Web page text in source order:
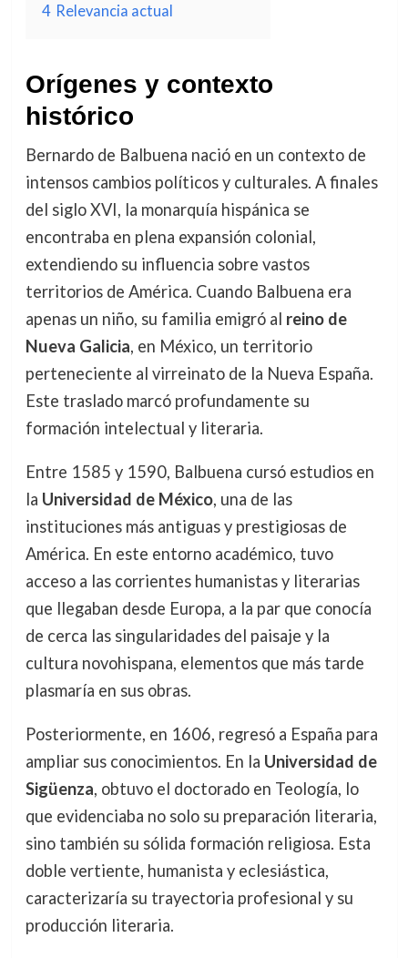
4 Relevancia actual
Orígenes y contexto
histórico
Bernardo de Balbuena nació en un contexto de
intensos cambios políticos y culturales. A finales
del siglo XVI, la monarquía hispánica se
encontraba en plena expansión colonial,
extendiendo su influencia sobre vastos
territorios de América. Cuando Balbuena era
apenas un niño, su familia emigró al reino de
Nueva Galicia, en México, un territorio
perteneciente al virreinato de la Nueva España.
Este traslado marcó profundamente su
formación intelectual y literaria.
Entre 1585 y 1590, Balbuena cursó estudios en
la Universidad de México, una de las
instituciones más antiguas y prestigiosas de
América. En este entorno académico, tuvo
acceso a las corrientes humanistas y literarias
que llegaban desde Europa, a la par que conocía
de cerca las singularidades del paisaje y la
cultura novohispana, elementos que más tarde
plasmaría en sus obras.
Posteriormente, en 1606, regresó a España para
ampliar sus conocimientos. En la Universidad de
Sigüenza, obtuvo el doctorado en Teología, lo
que evidenciaba no solo su preparación literaria,
sino también su sólida formación religiosa. Esta
doble vertiente, humanista y eclesiástica,
caracterizaría su trayectoria profesional y su
producción literaria.